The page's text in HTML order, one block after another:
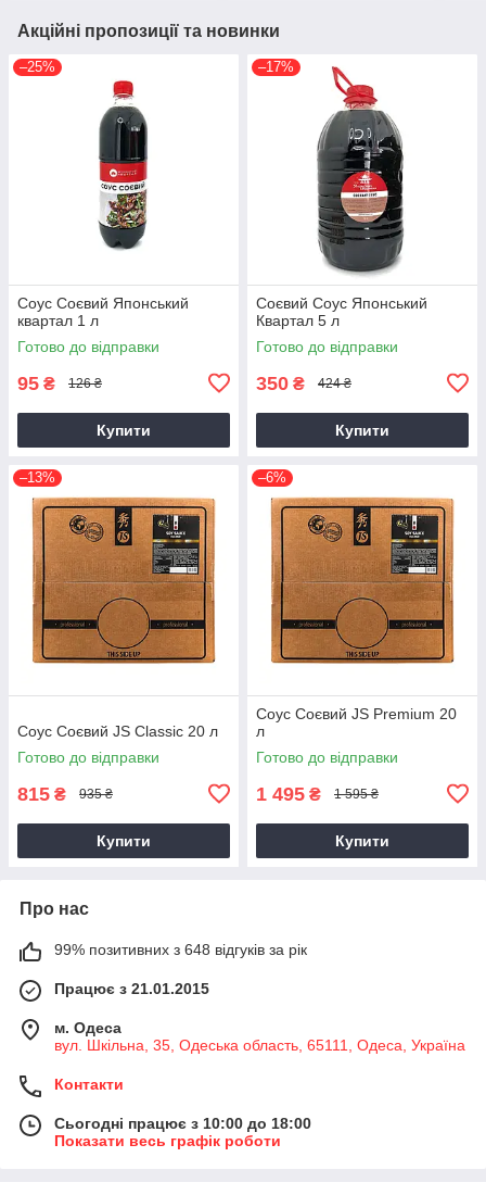
Акційні пропозиції та новинки
–25%
Соус Соєвий Японський
квартал 1 л
Готово до відправки
95 ₴ 126 ₴
Купити
–17%
Соєвий Соус Японський
Квартал 5 л
Готово до відправки
350 ₴ 424 ₴
Купити
–13%
Соус Соєвий JS Classic 20 л
Готово до відправки
815 ₴ 935 ₴
Купити
–6%
Соус Соєвий JS Premium 20
л
Готово до відправки
1 495 ₴ 1 595 ₴
Купити
Про нас
99% позитивних з 648 відгуків за рік
Працює з 21.01.2015
м. Одеса
вул. Шкільна, 35, Одеська область, 65111, Одеса, Україна
Контакти
Сьогодні працює з 10:00 до 18:00
Показати весь графік роботи